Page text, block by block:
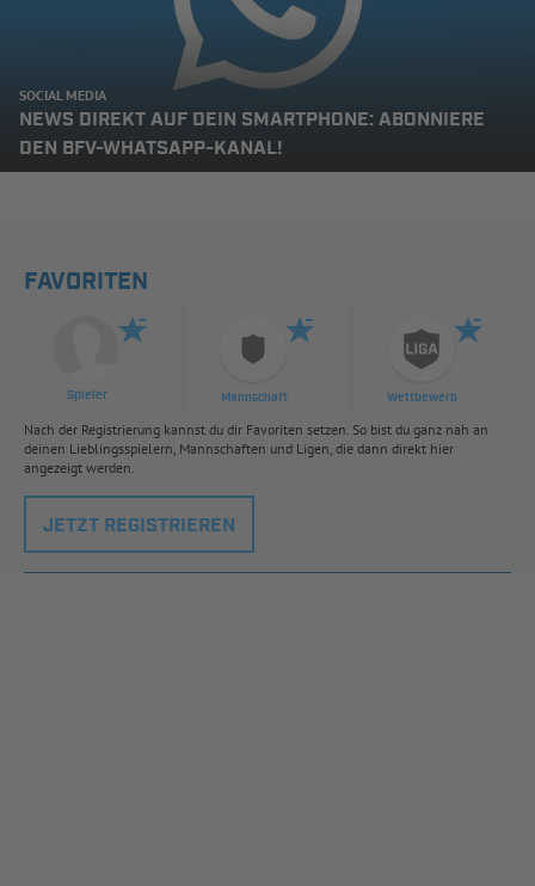
SOCIAL MEDIA
NEWS DIREKT AUF DEIN SMARTPHONE: ABONNIERE
DEN BFV-WHATSAPP-KANAL!
FAVORITEN
Spieler Mannschaft Wettbewerb
Nach der Registrierung kannst du dir Favoriten setzen. So bist du ganz nah an
deinen Lieblingsspielern, Mannschaften und Ligen, die dann direkt hier
angezeigt werden.
JETZT REGISTRIEREN